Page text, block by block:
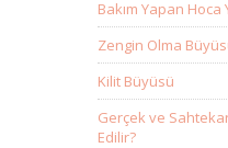
Bakım Yapan Hoca
Zengin Olma
Kilit Büyüsü
Gerçek ve
Edilir?